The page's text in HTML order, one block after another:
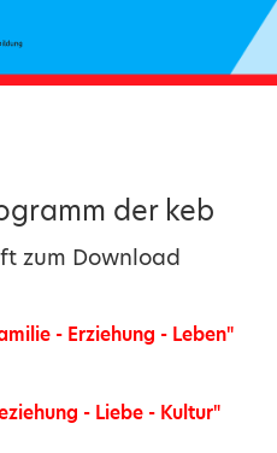
der keb
zum Download
- Erziehung - Leben"
- Liebe - Kultur"